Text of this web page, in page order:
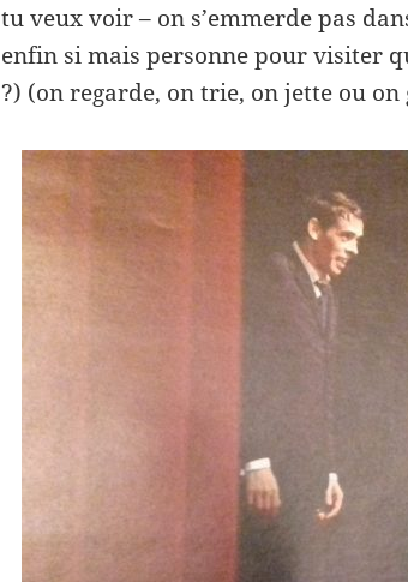
tu veux voir – on s’emmerde pas
enfin si mais personne pour visiter
?) (on regarde, on trie, on jette ou on